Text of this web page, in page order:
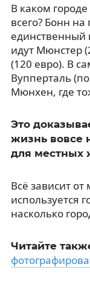
В каком
всего? Бонн
единственный
идут Мюнстер
(120 евро). В
Вупперталь
Мюнхен, где
Это
жизнь вовсе
для местных
Всё зависит от
используется
насколько
Читайте